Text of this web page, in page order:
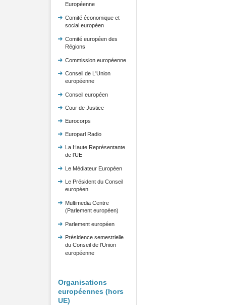
Européenne
Comité économique et
social européen
Comité européen des
Régions
Commission européenne
Conseil de L'Union
européenne
Conseil européen
Cour de Justice
Eurocorps
Europarl Radio
La Haute Représentante
de l'UE
Le Médiateur Européen
Le Président du Conseil
européen
Multimedia Centre
(Parlement européen)
Parlement européen
Présidence semestrielle
du Conseil de l'Union
européenne
Organisations
européennes (hors
UE)